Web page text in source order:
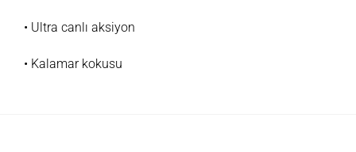
• Ultra canlı aksiyon
• Kalamar kokusu